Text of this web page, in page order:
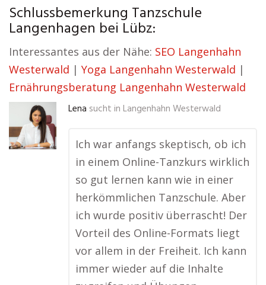
Schlussbemerkung Tanzschule
Langenhagen bei Lübz:
Interessantes aus der Nähe: SEO Langenhahn
Westerwald | Yoga Langenhahn Westerwald |
Ernährungsberatung Langenhahn Westerwald
Lena sucht in Langenhahn Westerwald
Ich war anfangs skeptisch, ob ich
in einem Online-Tanzkurs wirklich
so gut lernen kann wie in einer
herkömmlichen Tanzschule. Aber
ich wurde positiv überrascht! Der
Vorteil des Online-Formats liegt
vor allem in der Freiheit. Ich kann
immer wieder auf die Inhalte